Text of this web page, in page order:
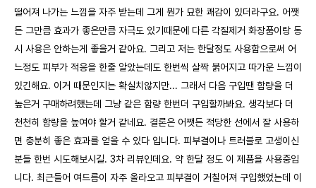
떨어져 나가는 느낌을 자주 받는데 그게 뭔가 묘한 쾌감이 있더라구요. 어쨋
든 그만큼 효과가 좋은만큼 자극도 있기때문에 다른 각질제거 화장품이랑 동
시 사용은 안하는게 좋을거 같아요. 그리고 저는 한달정도 사용함으로써 어
느정도 피부가 적응을 한줄 알았는데도 한번씩 살짝 붉어지고 따가운 느낌이
있긴해요. 이거 때문인지는 확실치않지만... 그래서 다음 구입땐 함량을 더
높은거 구매하려했는데 그냥 같은 함량 한번더 구입할까봐요. 생각보다 더
천천히 함량을 높여야 할거 같네요. 결론은 어쨋든 적당한 선에서 잘 사용하
면 충분히 좋은 효과를 얻을 수 있다 입니다. 피부결이나 트러블로 고생이신
분들 한번 시도해보시길. 3차 리뷰인데요. 약 한달 정도 이 제품을 사용중입
니다. 최근들어 여드름이 자주 올라오고 피부결이 거칠어져 구입했었는데 이